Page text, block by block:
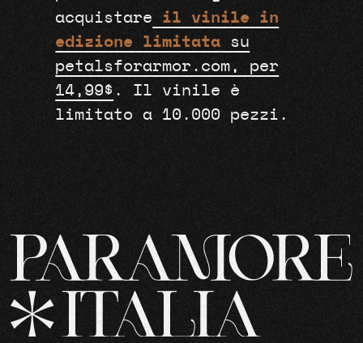
acquistare il vinile in
edizione limitata su
petalsforarmor.com, per
14,99$ . Il vinile è
limitato a 10.000 pezzi.